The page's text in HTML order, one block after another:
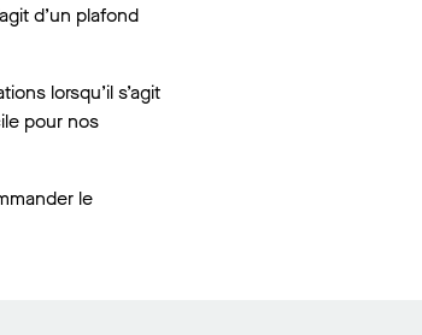
d’un plafond
lorsqu’il s’agit
pour nos
le